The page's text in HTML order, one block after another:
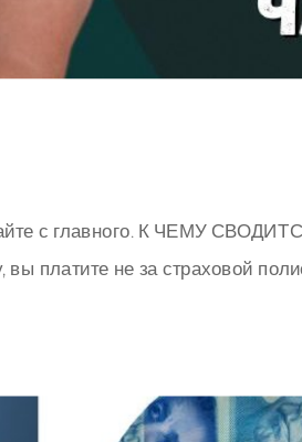
с главного. К ЧЕМУ
платите не за страховой